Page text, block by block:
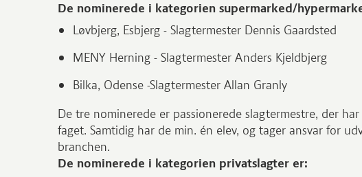
De nominerede i kategorien supermarked/
Løvbjerg, Esbjerg - Slagtermester Dennis Gaardsted
MENY Herning - Slagtermester Anders Kjeldbjerg
Bilka, Odense -Slagtermester Allan Granly
De tre nominerede er passionerede slagtermestre, der
faget. Samtidig har de min. én elev, og tager ansvar for
branchen.
De nominerede i kategorien privatslagter er: